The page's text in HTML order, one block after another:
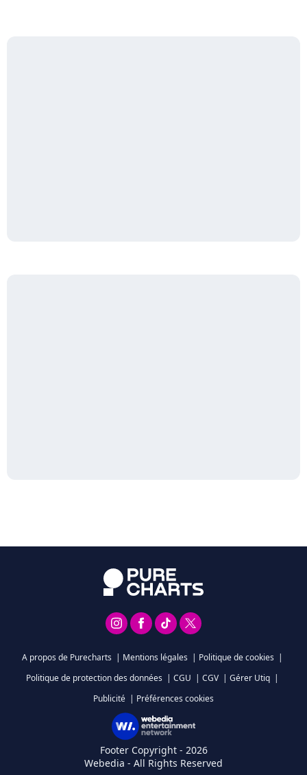
A propos de Purecharts | Mentions légales | Politique de cookies |
Politique de protection des données | CGU | CGV | Gérer Utiq |
Publicité | Préférences cookies
Footer Copyright - 2026
Webedia - All Rights Reserved